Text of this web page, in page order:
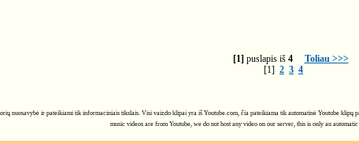
[1] puslapis iš 4
Toliau >>>
[1] 2 3 4
nuosavybė ir pateikiami tik informaciniais tikslais. Visi vaizdo klipai yra iš Youtube.com, čia pateikiama tik automatinė Youtube
music videos are from Youtube, we do not host any video on our server, this is only an